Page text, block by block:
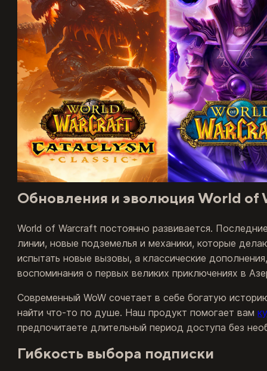
Обновления и эволюция World of
World of Warcraft постоянно развивается.
линии, новые подземелья и механики, которые
испытать новые вызовы, а классические
воспоминания о первых великих приключениях в
Современный WoW сочетает в себе богатую
найти что-то по душе. Наш продукт помогает вам
предпочитаете длительный период доступа без
Гибкость выбора подписки